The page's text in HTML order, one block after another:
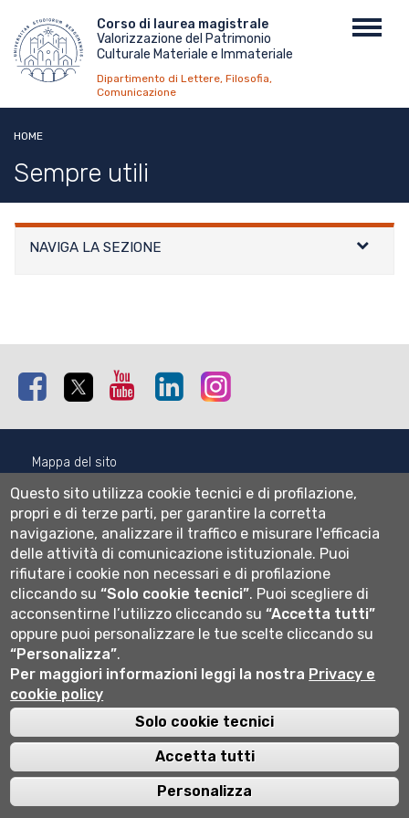
contenuto
principale
Menu
top
Corso di laurea magistrale
Valorizzazione del Patrimonio
Culturale Materiale e Immateriale
Dipartimento di Lettere, Filosofia,
Comunicazione
HOME
Sempre utili
NAVIGA LA SEZIONE
Facebook Twitter Youtube Linkedin
Mappa del sito
Informativa privacy
Cookie settings
Wi-fi
Webmail
via Salvecchio 19
24129 Bergamo
P.IVA 01612800167
Centralino 035 2052111
Questo sito utilizza cookie tecnici e di profilazione,
propri e di terze parti, per garantire la corretta
navigazione, analizzare il traffico e misurare l'efficacia
delle attività di comunicazione istituzionale. Puoi
rifiutare i cookie non necessari e di profilazione
cliccando su“Solo cookie tecnici”. Puoi scegliere di
acconsentirne l’utilizzo cliccando su“Accetta tutti”
oppure puoi personalizzare le tue scelte cliccando su
“Personalizza”.
Per maggiori informazioni leggi la nostra Privacy e
cookie policy
Solo cookie tecnici
Accetta tutti
Personalizza